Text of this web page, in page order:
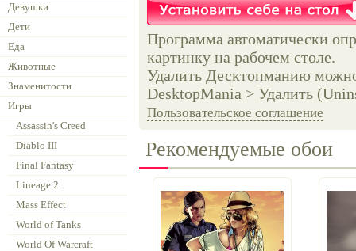
Девушки
Дети
Еда
Животные
Знаменитости
Игры
Assassin's Creed
Diablo III
Final Fantasy
Lineage 2
Mass Effect
World of Tanks
World Of Warcraft
Программа автоматически
картинку на рабочем столе.
Удалить Десктопманию
DesktopMania > Удалить
Пользовательское соглашение
Рекомендуемые обои